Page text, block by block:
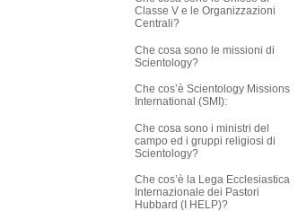
Classe V e le Organizzazioni
Centrali?
Che cosa sono le missioni di
Scientology?
Che cos’è Scientology Missions
International (SMI):
Che cosa sono i ministri del
campo ed i gruppi religiosi di
Scientology?
Che cos’è la Lega Ecclesiastica
Internazionale dei Pastori
Hubbard (I HELP)?